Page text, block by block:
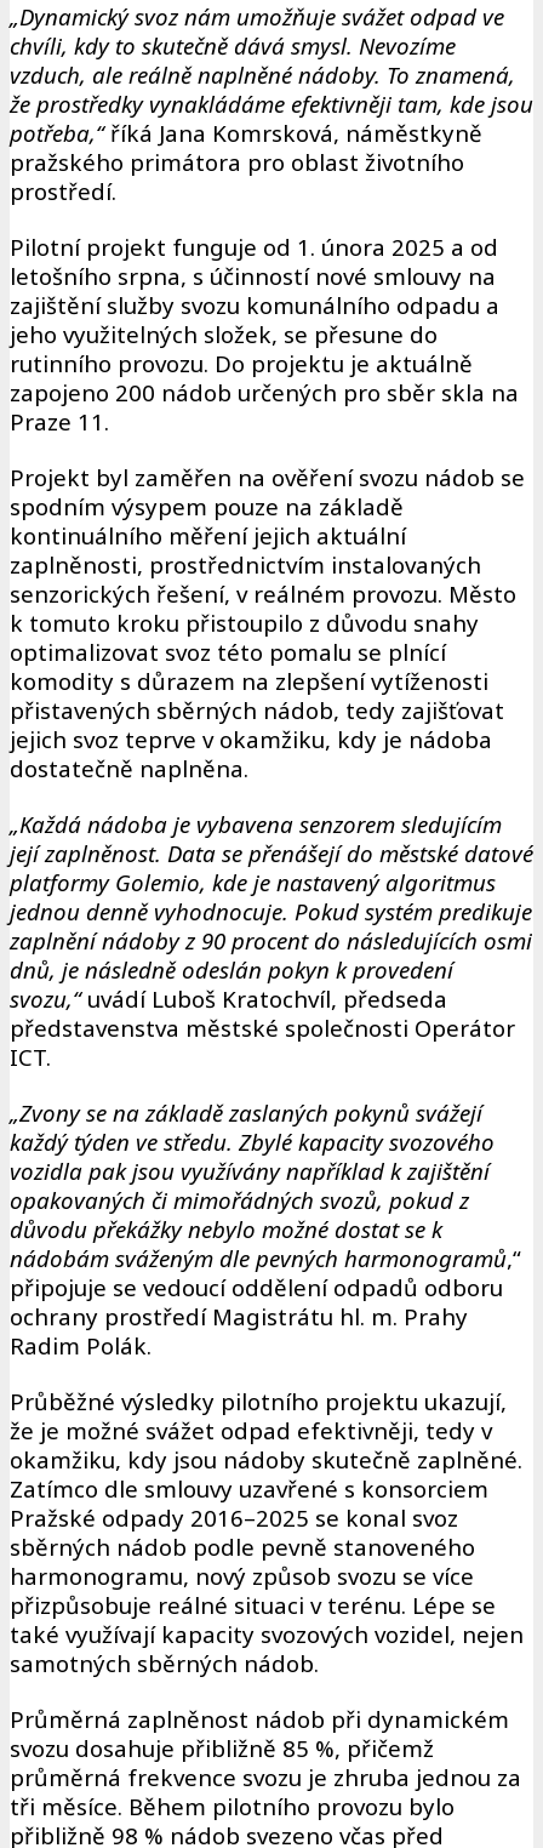
„Dynamický svoz nám umožňuje svážet odpad ve
chvíli, kdy to skutečně dává smysl. Nevozíme
vzduch, ale reálně naplněné nádoby. To znamená,
že prostředky vynakládáme efektivněji tam, kde jsou
potřeba,“říká Jana Komrsková, náměstkyně
pražského primátora pro oblast životního
prostředí.
Pilotní projekt funguje od 1. února 2025 a od
letošního srpna, s účinností nové smlouvy na
zajištění služby svozu komunálního odpadu a
jeho využitelných složek, se přesune do
rutinního provozu. Do projektu je aktuálně
zapojeno 200 nádob určených pro sběr skla na
Praze 11.
Projekt byl zaměřen na ověření svozu nádob se
spodním výsypem pouze na základě
kontinuálního měření jejich aktuální
zaplněnosti, prostřednictvím instalovaných
senzorických řešení, v reálném provozu. Město
k tomuto kroku přistoupilo z důvodu snahy
optimalizovat svoz této pomalu se plnící
komodity s důrazem na zlepšení vytíženosti
přistavených sběrných nádob, tedy zajišťovat
jejich svoz teprve v okamžiku, kdy je nádoba
dostatečně naplněna.
„Každá nádoba je vybavena senzorem sledujícím
její zaplněnost. Data se přenášejí do městské datové
platformy Golemio, kde je nastavený algoritmus
jednou denně vyhodnocuje. Pokud systém predikuje
zaplnění nádoby z 90 procent do následujících osmi
dnů, je následně odeslán pokyn k provedení
svozu,“uvádí Luboš Kratochvíl, předseda
představenstva městské společnosti Operátor
ICT.
„Zvony se na základě zaslaných pokynů svážejí
každý týden ve středu. Zbylé kapacity svozového
vozidla pak jsou využívány například k zajištění
opakovaných či mimořádných svozů, pokud z
důvodu překážky nebylo možné dostat se k
nádobám sváženým dle pevných harmonogramů,“
připojuje se vedoucí oddělení odpadů odboru
ochrany prostředí Magistrátu hl. m. Prahy
Radim Polák.
Průběžné výsledky pilotního projektu ukazují,
že je možné svážet odpad efektivněji, tedy v
okamžiku, kdy jsou nádoby skutečně zaplněné.
Zatímco dle smlouvy uzavřené s konsorciem
Pražské odpady 2016–2025 se konal svoz
sběrných nádob podle pevně stanoveného
harmonogramu, nový způsob svozu se více
přizpůsobuje reálné situaci v terénu. Lépe se
také využívají kapacity svozových vozidel, nejen
samotných sběrných nádob.
Průměrná zaplněnost nádob při dynamickém
svozu dosahuje přibližně 85 %, přičemž
průměrná frekvence svozu je zhruba jednou za
tři měsíce. Během pilotního provozu bylo
přibližně 98 % nádob svezeno včas před